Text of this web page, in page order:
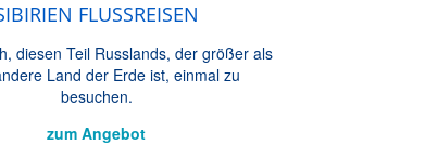
FLUSSREISEN
diesen Teil Russlands, der größer als
Land der Erde ist, einmal zu
besuchen.
zum Angebot